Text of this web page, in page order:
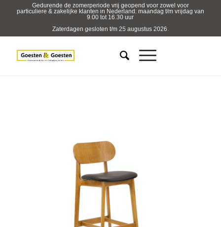
Gedurende de zomerperiode vrij geopend voor zowel voor
particuliere & zakelijke klanten in Nederland: maandag t/m vrijdag van
9.00 tot 16.30 uur
Zaterdagen gesloten t/m 25 augustus 2026.